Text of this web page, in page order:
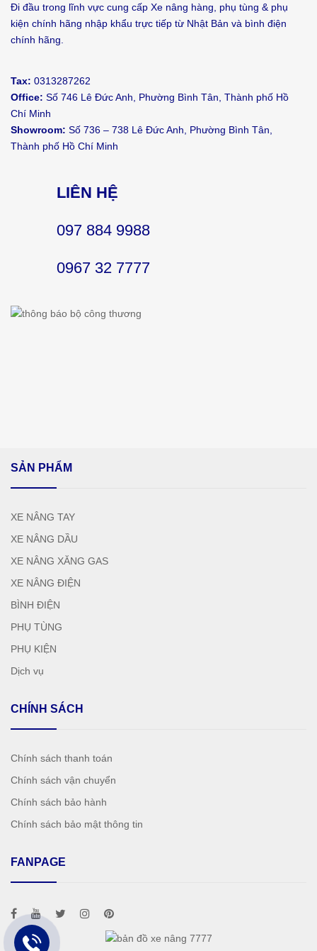
Đi đầu trong lĩnh vực cung cấp Xe nâng hàng, phụ tùng & phụ
kiện chính hãng nhập khẩu trực tiếp từ Nhật Bản và bình điện
chính hãng.
Tax: 0313287262
Office: Số 746 Lê Đức Anh, Phường Bình Tân, Thành phố Hồ
Chí Minh
Showroom: Số 736 – 738 Lê Đức Anh, Phường Bình Tân,
Thành phố Hồ Chí Minh
LIÊN HỆ
097 884 9988
0967 32 7777
SẢN PHẨM
XE NÂNG TAY
XE NÂNG DẦU
XE NÂNG XĂNG GAS
XE NÂNG ĐIỆN
BÌNH ĐIỆN
PHỤ TÙNG
PHỤ KIỆN
Dịch vụ
CHÍNH SÁCH
Chính sách thanh toán
Chính sách vận chuyển
Chính sách bảo hành
Chính sách bảo mật thông tin
FANPAGE